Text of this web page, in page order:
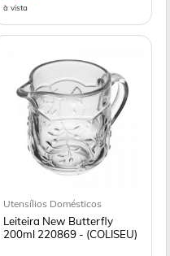
à vista
Utensílios Domésticos
Leiteira New Butterfly
200ml 220869 - (COLISEU)